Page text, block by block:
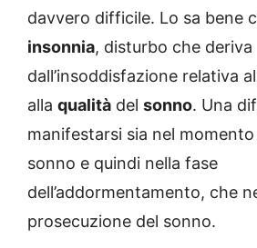
davvero difficile. Lo sa bene
insonnia, disturbo che deriva
dall’insoddisfazione relativa
alla qualità del sonno. Una
manifestarsi sia nel
sonno e quindi nella fase
dell’addormentamento, che
prosecuzione del sonno.